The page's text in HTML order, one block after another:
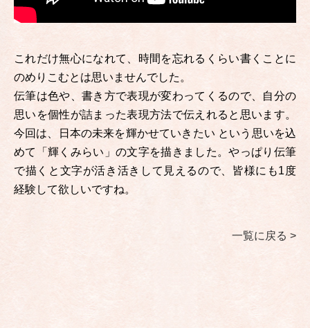
これだけ無心になれて、時間を忘れるくらい書くことに
のめりこむとは思いませんでした。
伝筆は色や、書き方で表現が変わってくるので、自分の
思いを個性が詰まった表現方法で伝えれると思います。
今回は、日本の未来を輝かせていきたい という思いを込
めて「輝くみらい」の文字を描きました。やっぱり伝筆
で描くと文字が活き活きして見えるので、皆様にも1度
経験して欲しいですね。
一覧に戻る >